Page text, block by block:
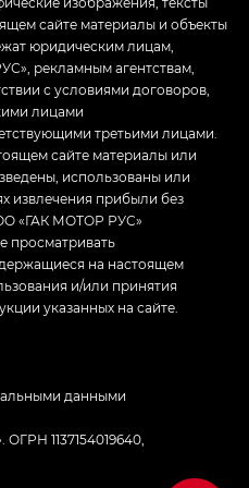
сайте материалы и объекты
юридическим лицам,
рекламным агентствам,
с условиями договоров,
лицами
третьими лицами.
сайте материалы или
использованы или
извлечения прибыли без
«ГАК МОТОР РУС»
просматривать
на настоящем
и/или принятия
указанных на сайте.
1137154019640,
данными